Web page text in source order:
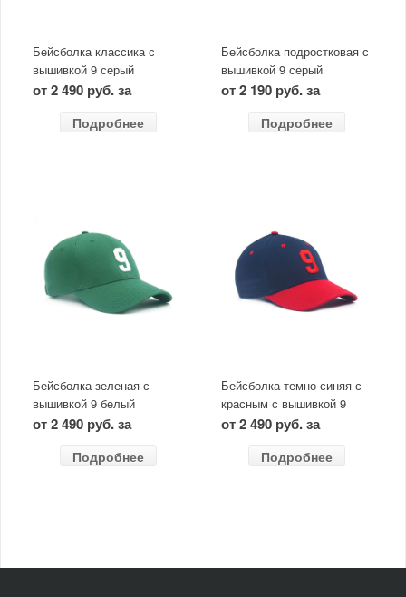
Бейсболка классика с
вышивкой 9 серый
от 2 490 руб. за
Подробнее
Бейсболка подростковая с
вышивкой 9 серый
от 2 190 руб. за
Подробнее
Бейсболка зеленая с
вышивкой 9 белый
от 2 490 руб. за
Подробнее
Бейсболка темно-синяя с
красным с вышивкой 9
от 2 490 руб. за
Подробнее